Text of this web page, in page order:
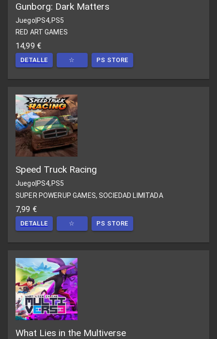
Gunborg: Dark Matters
Juego|PS4,PS5
RED ART GAMES
14,99 €
DETALLE ☆ PS STORE
Speed Truck Racing
Juego PS4,PS5
SUPER POWERUP GAMES, SOCIEDAD LIMITADA
7,99 €
DETALLE ☆ PS STORE
What Lies in the Multiverse